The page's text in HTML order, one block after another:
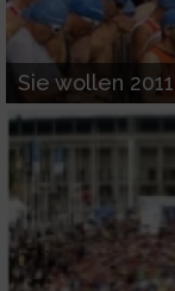
Sie wollen
Verwendung
personalisierter
Erstellung von
von Inhalten
Verwendung
personalisierter
Messung der